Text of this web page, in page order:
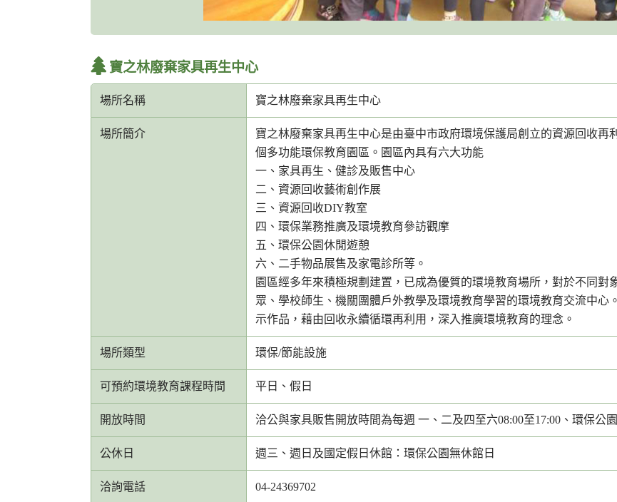
寶之林廢棄家具再生中心
場所名稱 寶之林廢棄家具再生中心
場所簡介
寶之林廢棄家具再生中心是由臺中市政府環境保護局創立的資源回收
個多功能環保教育園區。園區內具有六大功能
一、家具再生、健診及販售中心
二、資源回收藝術創作展
三、資源回收DIY教室
四、環保業務推廣及環境教育參訪觀摩
五、環保公園休閒遊憩
六、二手物品展售及家電診所等。
園區經多年來積極規劃建置，已成為優質的環境教育場所，對於不同
眾、學校師生、機關團體戶外教學及環境教育學習的環境教育交流中
示作品，藉由回收永續循環再利用，深入推廣環境教育的理念。
場所類型 環保/節能設施
可預約環境教育課程時間 平日、假日
開放時間 洽公與家具販售開放時間為每週 一、二及四至六08:00至17:00、環保公
公休日 週三、週日及國定假日休館：環保公園無休館日
洽詢電話 04-24369702